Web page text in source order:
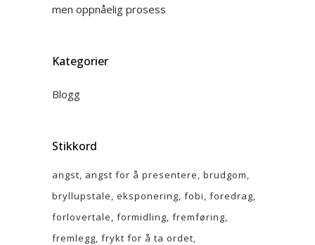
men oppnåelig prosess
Kategorier
Blogg
Stikkord
angst angst for å presentere brudgom
bryllupstale eksponering fobi foredrag
forlovertale formidling fremføring
fremlegg frykt for å ta ordet